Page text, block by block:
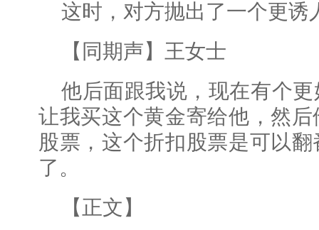
这时，对方抛出了一个更
【同期声】王女士
他后面跟我说，现在有个
让我买这个黄金寄给他，然
股票，这个折扣股票是可以
了。
【正文】